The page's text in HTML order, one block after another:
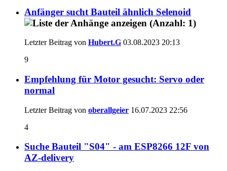
Anfänger sucht Bauteil ähnlich Selenoid
Letzter Beitrag von Hubert.G 03.08.2023 20:13
9
Empfehlung für Motor gesucht: Servo oder
normal
Letzter Beitrag von oberallgeier 16.07.2023 22:56
4
Suche Bauteil "S04" - am ESP8266 12F von
AZ-delivery